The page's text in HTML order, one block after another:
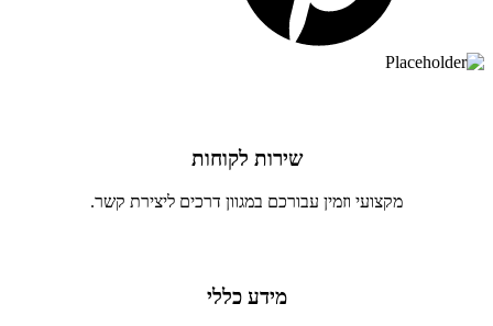
שירות לקוחות
מקצועי וזמין עבורכם במגוון דרכים ליצירת קשר.
מידע כללי